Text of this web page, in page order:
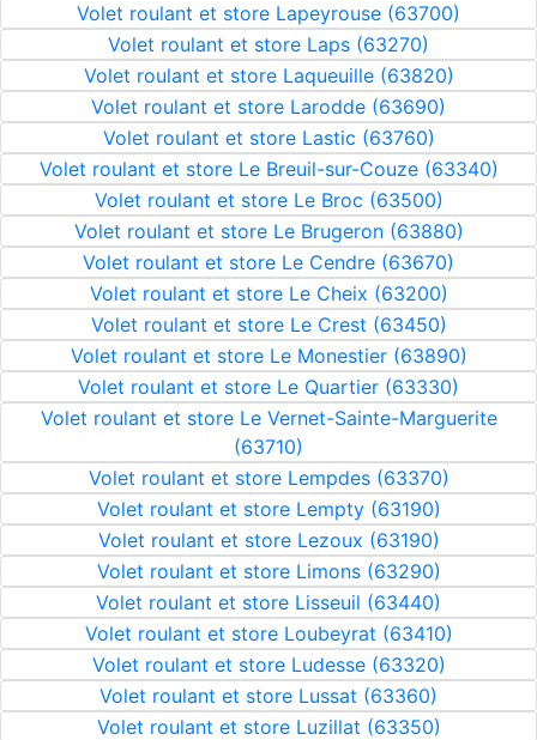
Volet roulant et store Lapeyrouse (63700)
Volet roulant et store Laps (63270)
Volet roulant et store Laqueuille (63820)
Volet roulant et store Larodde (63690)
Volet roulant et store Lastic (63760)
Volet roulant et store Le Breuil-sur-Couze (63340)
Volet roulant et store Le Broc (63500)
Volet roulant et store Le Brugeron (63880)
Volet roulant et store Le Cendre (63670)
Volet roulant et store Le Cheix (63200)
Volet roulant et store Le Crest (63450)
Volet roulant et store Le Monestier (63890)
Volet roulant et store Le Quartier (63330)
Volet roulant et store Le Vernet-Sainte-Marguerite
(63710)
Volet roulant et store Lempdes (63370)
Volet roulant et store Lempty (63190)
Volet roulant et store Lezoux (63190)
Volet roulant et store Limons (63290)
Volet roulant et store Lisseuil (63440)
Volet roulant et store Loubeyrat (63410)
Volet roulant et store Ludesse (63320)
Volet roulant et store Lussat (63360)
Volet roulant et store Luzillat (63350)